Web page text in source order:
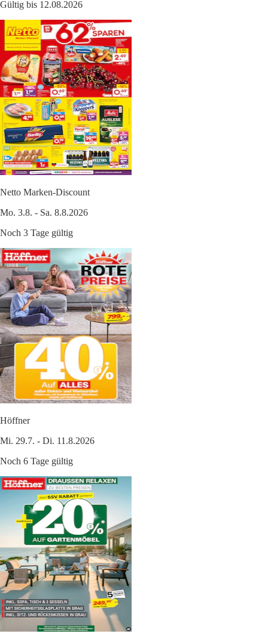
Gültig bis 12.08.2026
Netto Marken-Discount
Mo. 3.8. - Sa. 8.8.2026
Noch 3 Tage gültig
Höffner
Mi. 29.7. - Di. 11.8.2026
Noch 6 Tage gültig